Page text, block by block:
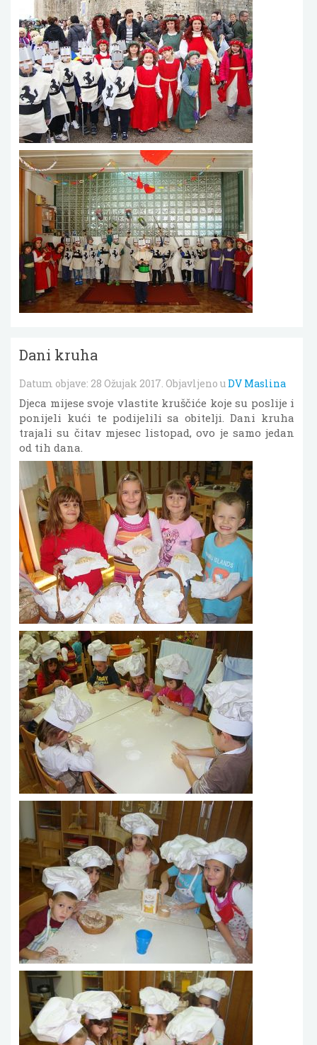
Dani kruha
Datum objave: 28 Ožujak 2017 . Objavljeno u DV Maslina
Djeca mijese svoje vlastite kruščiće koje su poslije i
ponijeli kući te podijelili sa obitelji. Dani kruha
trajali su čitav mjesec listopad, ovo je samo jedan
od tih dana.